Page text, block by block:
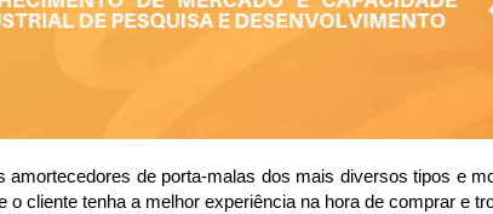
de porta-malas dos mais diversos tipos e
cliente tenha a melhor experiência na hora de comprar e